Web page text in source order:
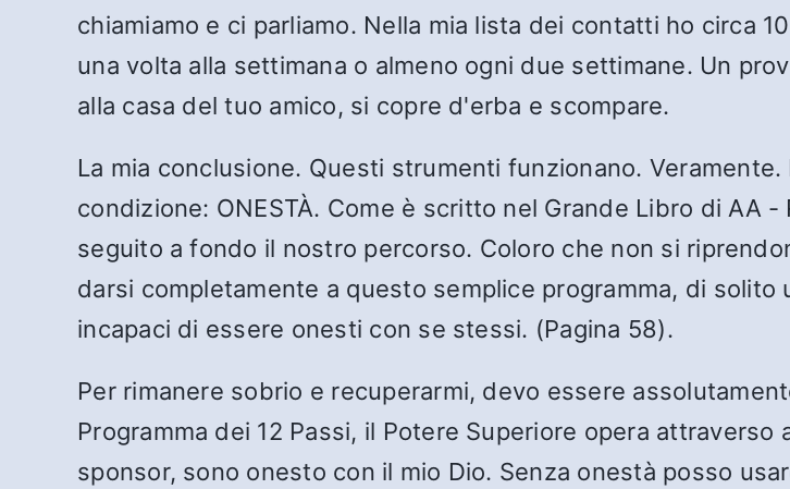
chiamiamo e ci parliamo. Nella mia lista dei contatti ho circa
una volta alla settimana o almeno ogni due settimane. Un
alla casa del tuo amico, si copre d'erba e scompare.
La mia conclusione. Questi strumenti funzionano.
condizione: ONESTÀ. Come è scritto nel Grande Libro di AA
seguito a fondo il nostro percorso. Coloro che non si
darsi completamente a questo semplice programma, di
incapaci di essere onesti con se stessi. (Pagina 58).
Per rimanere sobrio e recuperarmi, devo essere
Programma dei 12 Passi, il Potere Superiore opera
sponsor, sono onesto con il mio Dio. Senza onestà posso